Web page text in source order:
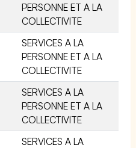
PERSONNE ET A LA
COLLECTIVITE
SERVICES A LA
PERSONNE ET A LA
COLLECTIVITE
SERVICES A LA
PERSONNE ET A LA
COLLECTIVITE
SERVICES A LA